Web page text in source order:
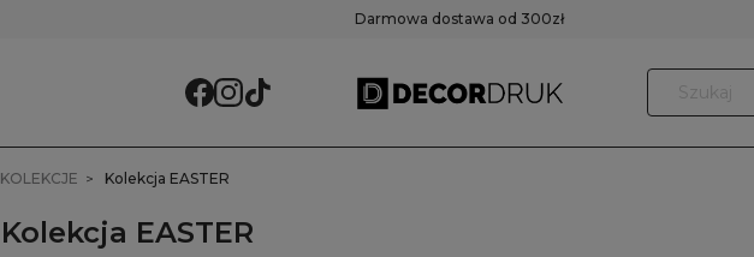
Darmowa dostawa od 300zł
KOLEKCJE Kolekcja EASTER
Kolekcja EASTER